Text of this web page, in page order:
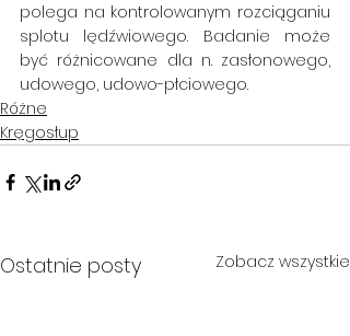
polega na kontrolowanym rozciąganiu
splotu lędźwiowego. Badanie może
być różnicowane dla n. zasłonowego,
udowego, udowo-płciowego.
Różne
Kręgosłup
Ostatnie posty Zobacz wszystkie